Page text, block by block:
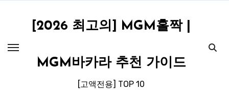
[2026 최고의] MGM홀짝 |
MGM바카라 추천 가이드
[고액전용] TOP 10